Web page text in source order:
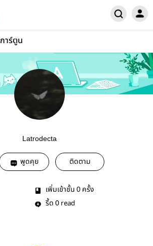
การ์ตูน
Latrodecta
พูดคุย ติดตาม
เพิ่มเข้าชั้น 0 ครั้ง
รี้ด 0 read